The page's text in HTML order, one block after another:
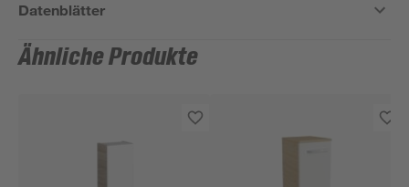
Datenblätter
Ähnliche Produkte